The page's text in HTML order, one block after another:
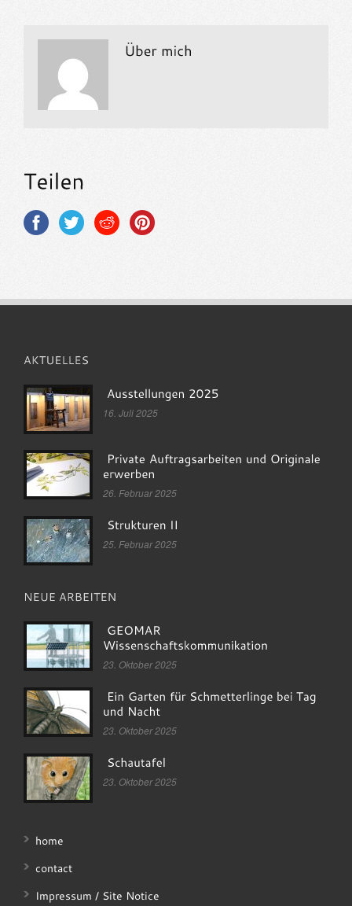
16. Juli 2025
26. Februar 2025
25. Februar 2025
23. Oktober 2025
23. Oktober 2025
23. Oktober 2025
home
contact
Impressum / Site Notice